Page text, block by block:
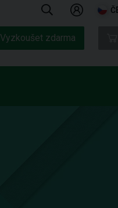
Vyzkoušet zdarma